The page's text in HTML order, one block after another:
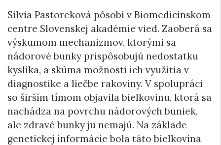
Silvia Pastoreková pôsobí v Biomedicínskom
centre Slovenskej akadémie vied. Zaoberá sa
výskumom mechanizmov, ktorými sa
nádorové bunky prispôsobujú nedostatku
kyslíka, a skúma možnosti ich využitia v
diagnostike a liečbe rakoviny. V spolupráci
so širším tímom objavila bielkovinu, ktorá sa
nachádza na povrchu nádorových buniek,
ale zdravé bunky ju nemajú. Na základe
genetickej informácie bola táto bielkovina